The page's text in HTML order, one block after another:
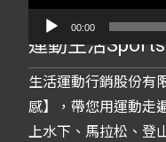
00:00
運動生活
生活運動行銷股份有
感】，帶您用運動走
上水下、馬拉松、登